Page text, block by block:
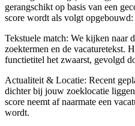
gerangschikt op basis van een
score wordt als volgt opgebouwd:
Tekstuele match: We kijken naar
zoektermen en de vacaturetekst.
functietitel het zwaarst, gevolgd
Actualiteit & Locatie: Recent
dichter bij jouw zoeklocatie
score neemt af naarmate een
wordt.